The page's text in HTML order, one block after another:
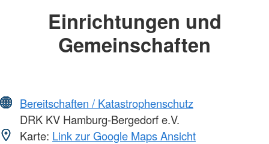
Einrichtungen und
Gemeinschaften
Bereitschaften / Katastrophenschutz
DRK KV Hamburg-Bergedorf e.V.
Karte: Link zur Google Maps Ansicht